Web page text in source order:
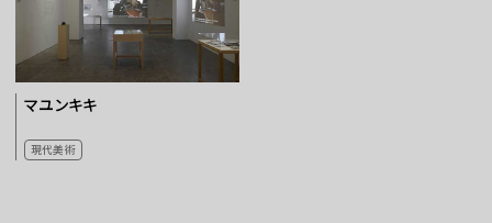
マユンキキ
現代美術